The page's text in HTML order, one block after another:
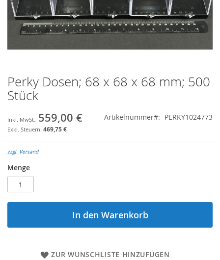
Zum
Anfang
der
springen
Perky Dosen; 68 x 68 x 68 mm; 500
Stück
559,00 €
469,75 €
Artikelnummer PERKY1024773
zzgl. Versand
Menge
In den Warenkorb
ZUR WUNSCHLISTE HINZUFÜGEN